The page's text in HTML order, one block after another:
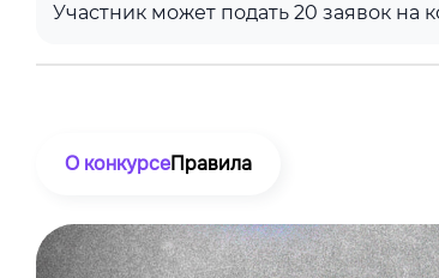
Участник может подать 20 заявок на
О конкурсеПравила